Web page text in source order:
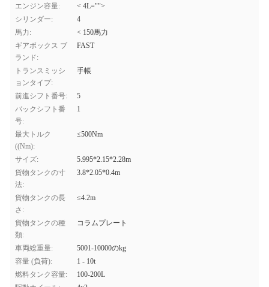
エンジン容量:
< 4L="">
シリンダー:
4
馬力:
< 150馬力
ギアボックス ブ
ランド:
FAST
トランスミッシ
ョンタイプ:
手帳
前進シフト番号:
5
バックシフト番
号:
1
最大トルク
((Nm):
≤500Nm
サイズ:
5.995*2.15*2.28m
貨物タンクの寸
法:
3.8*2.05*0.4m
貨物タンクの長
さ:
≤4.2m
貨物タンクの種
類:
コラムプレート
車両総重量:
5001-10000のkg
容量 (負荷):
1 - 10t
燃料タンク容量:
100-200L